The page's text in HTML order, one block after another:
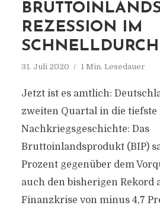
REZESSION IM
31. Juli 2020 1 Min. Lesedauer
Jetzt ist es amtlich:
zweiten Quartal in die tiefste
Nachkriegsgeschichte: Das
Bruttoinlandsprodukt (BIP)
Prozent gegenüber dem
auch den bisherigen Rekord
Finanzkrise von minus 4,7